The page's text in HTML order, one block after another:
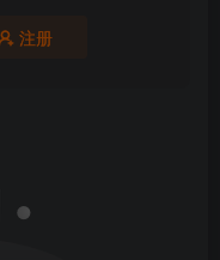
注册